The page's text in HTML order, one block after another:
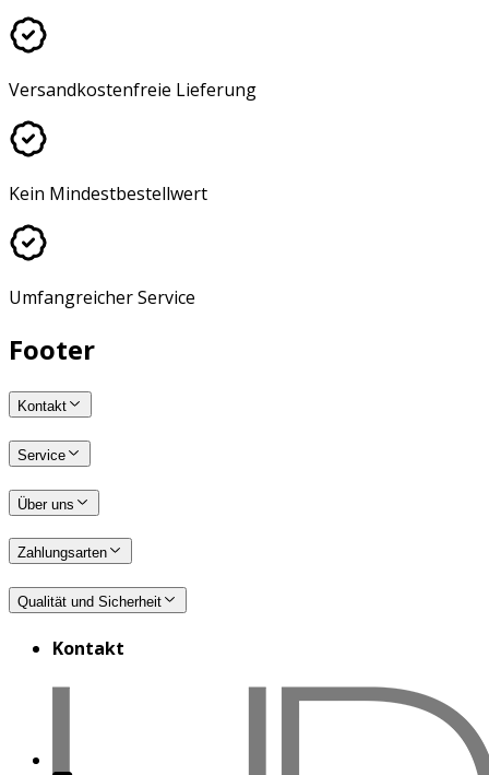
Versandkostenfreie Lieferung
Kein Mindestbestellwert
Umfangreicher Service
Footer
Kontakt
Service
Über uns
Zahlungsarten
Qualität und Sicherheit
Kontakt